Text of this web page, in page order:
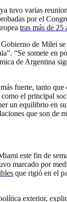
tuvo varias
por el
tras más de 25
de Milei
“Se somete en
de Argentina
fuerte, tanto que
el principal
un equilibrio en
que son de
este fin de
marcado por
que rigió en el
exterior,